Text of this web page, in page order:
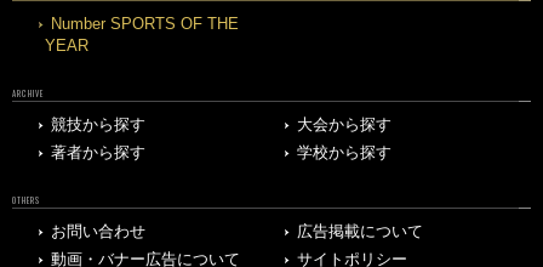
Number SPORTS OF THE
YEAR
ARCHIVE
競技から探す
大会から探す
著者から探す
学校から探す
OTHERS
お問い合わせ
広告掲載について
動画・バナー広告について
サイトポリシー